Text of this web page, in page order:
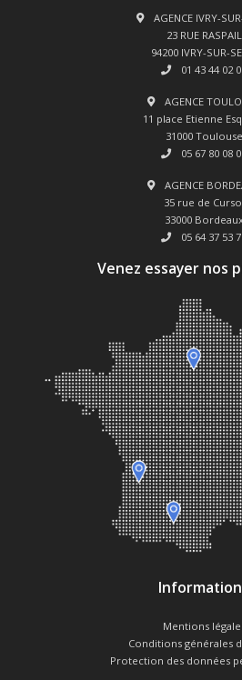
AGENCE IVRY-
23 RUE RASPAIL
94200 IVRY-SUR-
01 43 44 02
AGENCE
11 place Etienne
31000 Toulouse
05 67 80 08
AGENCE
35 rue de
33000
05 64 37 53
Venez essayer nos
Mentions
Conditions générales
Protection des données